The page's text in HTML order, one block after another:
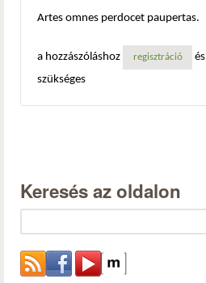
Artes omnes perdocet paupertas.
a hozzászóláshoz regisztráció és
szükséges
Keresés az oldalon